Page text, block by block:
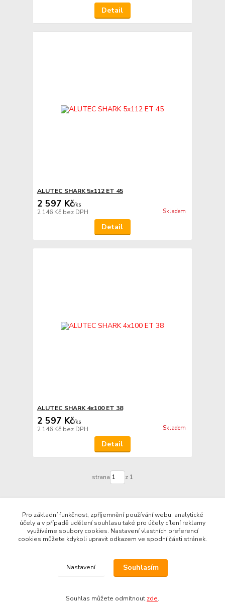
Detail
ALUTEC SHARK 5x112 ET 45
2 597 Kč/ks
2 146 Kč bez DPH Skladem
Detail
ALUTEC SHARK 4x100 ET 38
2 597 Kč/ks
2 146 Kč bez DPH Skladem
Detail
strana z 1
WWW.GTRADIAL.CZ
pneuservis@zavodny.cz
tel: +420 605 77 20 77
Pro základní funkčnost, zpříjemnění používání webu, analytické
účely a v případě udělení souhlasu také pro účely cílení reklamy
využíváme soubory cookies. Nastavení vlastních preferencí
cookies můžete kdykoli upravit odkazem ve spodní části stránek.
Nastavení Souhlasím
Souhlas můžete odmítnout zde.